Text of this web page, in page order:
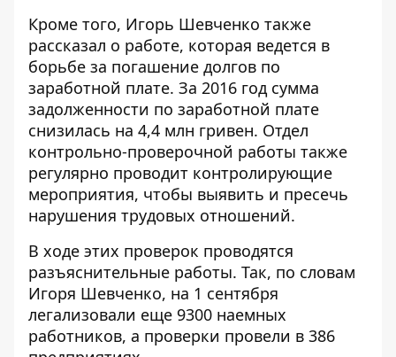
Кроме того, Игорь Шевченко также
рассказал о работе, которая ведется в
борьбе за погашение долгов по
заработной плате. За 2016 год сумма
задолженности по заработной плате
снизилась на 4,4 млн гривен. Отдел
контрольно-проверочной работы также
регулярно проводит контролирующие
мероприятия, чтобы выявить и пресечь
нарушения трудовых отношений.
В ходе этих проверок проводятся
разъяснительные работы. Так, по словам
Игоря Шевченко, на 1 сентября
легализовали еще 9300 наемных
работников, а проверки провели в 386